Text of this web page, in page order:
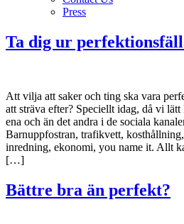
Press
Ta dig ur
Att vilja att saker och ting ska vara
att sträva efter? Speciellt idag, då vi
ena och än det andra i de sociala
Barnuppfostran, trafikvett,
inredning, ekonomi, you name it. Allt
[…]
Bättre bra än perfekt?